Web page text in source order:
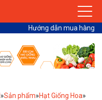
Hướng dẫn mua hàng
»Sản phẩm»Hạt Giống Hoa»